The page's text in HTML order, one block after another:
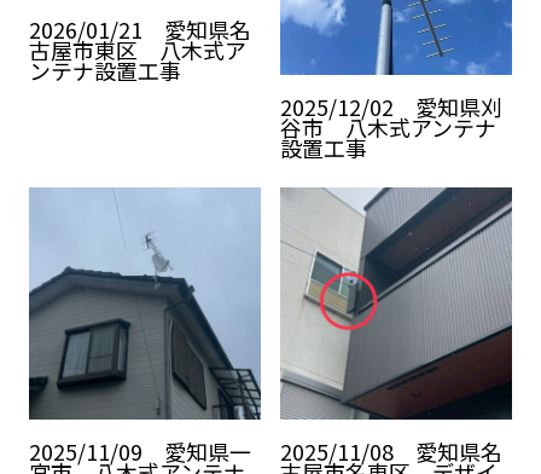
2026/01/21 愛知県名
古屋市東区 八木式ア
ンテナ設置工事
2025/12/02 愛知県刈
谷市 八木式アンテナ
設置工事
2025/11/09 愛知県一 2025/11/08 愛知県名